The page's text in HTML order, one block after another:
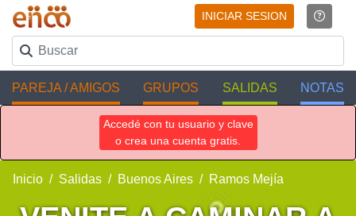
INICIAR SESION
PAREJA / AMIGOS GRUPOS SALIDAS NOTAS
Accedé con tu usuario y clave
o crea una cuenta gratis.
Inicio Salidas Buenos Aires Ramos Mejía